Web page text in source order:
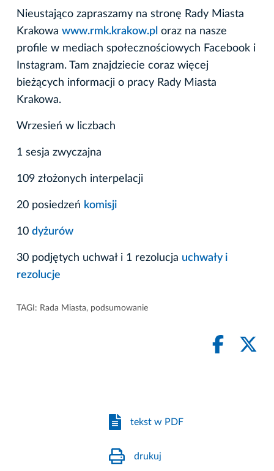
Nieustająco zapraszamy na stronę Rady Miasta
Krakowa www.rmk.krakow.pl oraz na nasze
profile w mediach społecznościowych Facebook i
Instagram. Tam znajdziecie coraz więcej
bieżących informacji o pracy Rady Miasta
Krakowa.
Wrzesień w liczbach
1 sesja zwyczajna
109 złożonych interpelacji
20 posiedzeń komisji
10 dyżurów
30 podjętych uchwał i 1 rezolucja uchwały i
rezolucje
TAGI: Rada Miasta, podsumowanie
tekst w PDF
drukuj